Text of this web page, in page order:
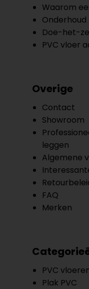
Waarom
Onderhoud
Doe-het-
PVC vloer
Overige
Contact
Showroom
leggen
Algemene
FAQ
Merken
PVC
Plak PVC